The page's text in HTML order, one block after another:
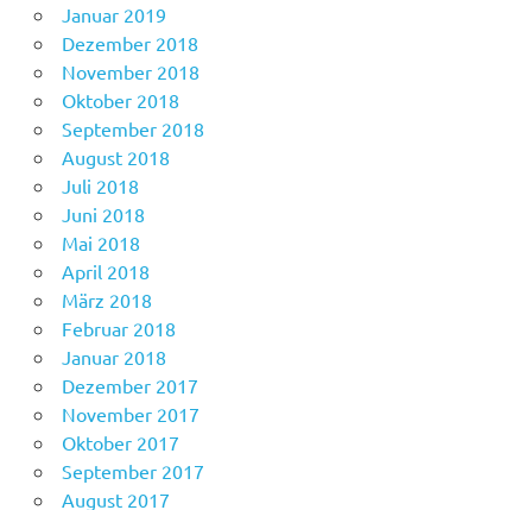
Januar 2019
Dezember 2018
November 2018
Oktober 2018
September 2018
August 2018
Juli 2018
Juni 2018
Mai 2018
April 2018
März 2018
Februar 2018
Januar 2018
Dezember 2017
November 2017
Oktober 2017
September 2017
August 2017